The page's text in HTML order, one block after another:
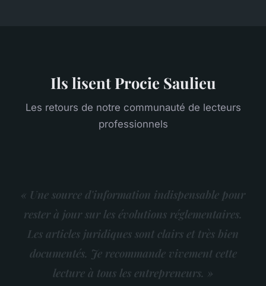
Ils lisent Procie Saulieu
Les retours de notre communauté de lecteurs
professionnels
« Une source d'information indispensable pour
rester à jour sur les évolutions réglementaires.
Les articles juridiques sont clairs et très bien
documentés. Je recommande vivement cette
lecture à tous les entrepreneurs. »